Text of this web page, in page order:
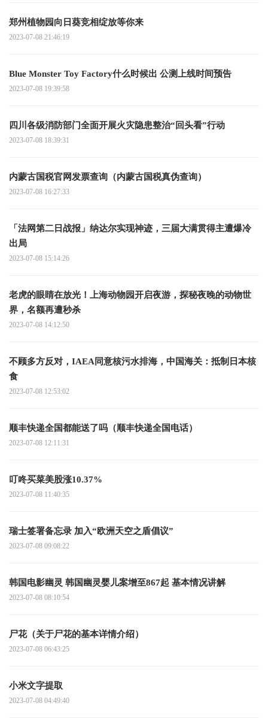
郑州植物园向日葵竞相绽放等你来
2023-07-08 21:46:19
Blue Monster Toy Factory什么时候出 公测上线时间预告
2023-07-08 19:39:58
四川各级消防部门全面开展火灾隐患整治“回头看”行动
2023-07-08 18:39:31
内蒙古国税官网发票查询（内蒙古国税真伪查询）
2023-07-08 16:27:33
「法网第二日战报」纳达尔实现神迹，三届大满贯得主遭爆冷
出局
2023-07-08 15:14:26
老虎的眼睛在放光！上海动物园开启夜游，探秘夜晚的动物世
界，名额再遭秒杀
2023-07-08 14:12:50
不顾多方反对，IAEA同意核污水排海，中国海关：抵制日本核
食
2023-07-08 12:53:02
顺丰快递全国都能送了吗（顺丰快递全国电话）
2023-07-08 12:11:31
叮咚买菜美股涨10.37%
2023-07-08 11:40:35
瑞士签署备忘录 加入“欧洲天空之盾倡议”
2023-07-08 09:08:22
韩国电影幽灵 韩国幽灵婴儿案增至867起 基本情况讲解
2023-07-08 08:10:54
尸花（关于尸花的基本详情介绍）
2023-07-08 06:43:25
小米文字提取
2023-07-08 04:49:40